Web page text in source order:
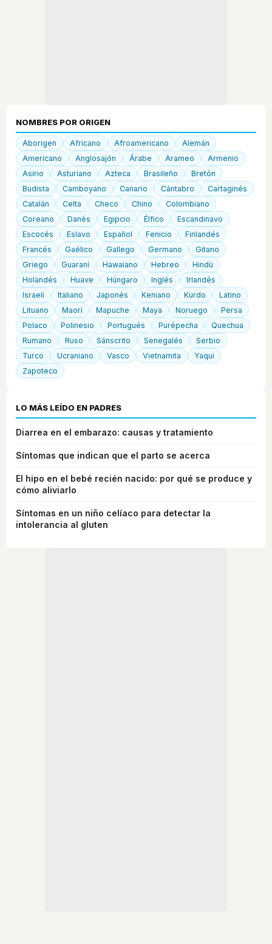
NOMBRES POR ORIGEN
Aborigen Africano Afroamericano
Alemán
Americano
Anglosajón Árabe Arameo
Armenio
Asirio
Asturiano Azteca Brasileño
Bretón
Budista
Camboyano Canario Cántabro
Cartaginés
Catalán
Celta Checo Chino
Colombiano
Coreano
Danés Egipcio Élfico
Escandinavo
Escocés
Eslavo Español Fenicio
Finlandés
Francés
Gaélico Gallego Germano
Gitano
Griego
Guaraní Hawaiano Hebreo
Hindú
Holandés
Huave Húngaro Inglés
Irlandés
Israelí
Italiano Japonés Keniano Kurdo
Latino
Lituano
Maorí Mapuche Maya Noruego
Persa
Polaco
Polinesio Portugués Purépecha
Quechua
Rumano
Ruso Sánscrito Senegalés
Serbio
Turco
Ucraniano Vasco Vietnamita
Yaqui
Zapoteco
LO MÁS LEÍDO EN PADRES
Diarrea en el embarazo: causas y tratamiento
Síntomas que indican que el parto se acerca
El hipo en el bebé recién nacido: por qué se produce y
cómo aliviarlo
Síntomas en un niño celíaco para detectar la
intolerancia al gluten